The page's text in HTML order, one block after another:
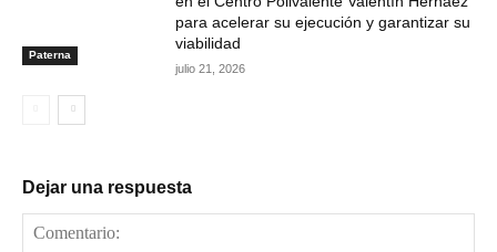
Paterna
para acelerar su ejecución y garantizar su
viabilidad
julio 21, 2026
Dejar una respuesta